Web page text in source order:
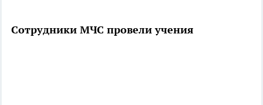
Сотрудники МЧС провели учения